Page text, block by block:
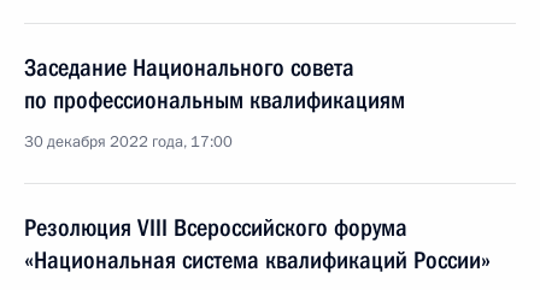
Заседание Национального совета
по профессиональным квалификациям
30 декабря 2022 года, 17:00
Резолюция VIII Всероссийского форума
«Национальная система квалификаций России»